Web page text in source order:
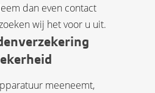
dan even contact
wij het voor u uit.
meeneemt,